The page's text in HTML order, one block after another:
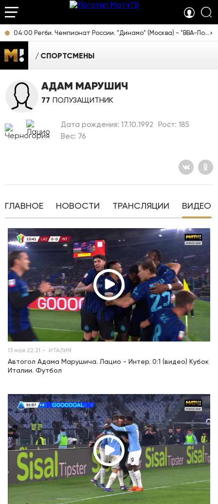
04:00 Регби. Чемпионат России. "Динамо" (Москва) - "ВВА-Подмосковье" (Монино) [12+]
СПОРТСМЕНЫ
АДАМ МАРУШИЧ
77 ПОЛУЗАЩИТНИК
Дата рождения: 17.10.1992
Рост: 185
Вес: 76
ГЛАВНОЕ НОВОСТИ ТРАНСЛЯЦИИ ВИДЕО
13 мая 22:21 ИТАЛИЯ
Автогол Адама Марушича. Лацио - Интер. 0:1 (видео) Кубок
Италии. Футбол